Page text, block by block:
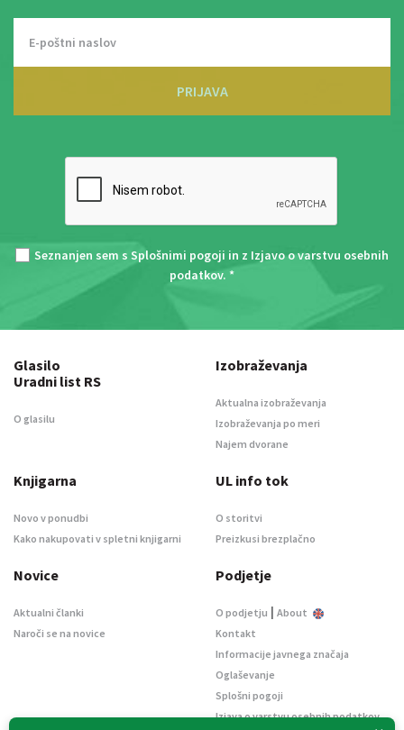
PRIJAVA
Seznanjen sem s Splošnimi pogoji in z Izjavo o varstvu osebnih
podatkov. *
Glasilo
Uradni list RS
O glasilu
Izobraževanja
Aktualna izobraževanja
Izobraževanja po meri
Najem dvorane
Knjigarna
Novo v ponudbi
Kako nakupovati v spletni knjigarni
UL info tok
O storitvi
Preizkusi brezplačno
Novice
Aktualni članki
Naroči se na novice
Podjetje
O podjetju | About
Kontakt
Informacije javnega značaja
Oglaševanje
Splošni pogoji
Izjava o varstvu osebnih podatkov